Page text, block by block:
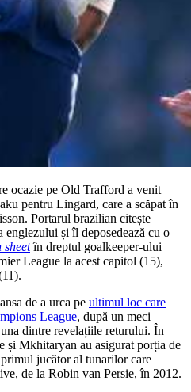
ocazie pe Old Trafford a venit
pentru Lingard, care a scăpat în
Portarul brazilian citește
și îl deposedează cu o
sheet în dreptul goalkeeper-ului
League la acest capitol (15),
de a urca pe ultimul loc care
League, după un meci
dintre revelațiile returului. În
și Mkhitaryan au asigurat porția de
jucător al tunarilor care
de la Robin van Persie, în 2012.